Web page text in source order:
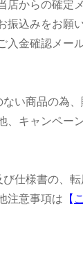
店からの確定
振込みをお願
入金確認メー
ない商品の為
キャンペー
び仕様書の、
注意事項は 【